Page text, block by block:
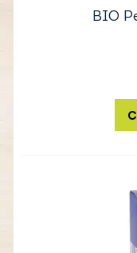
BIO